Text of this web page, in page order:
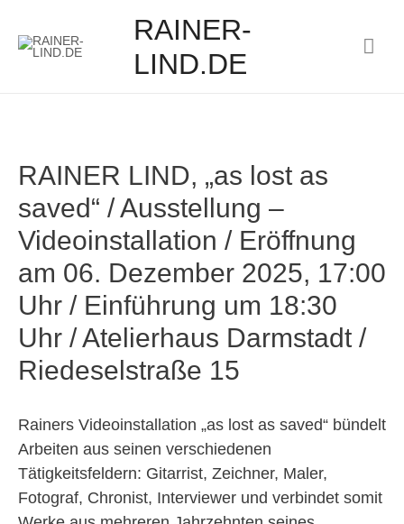
RAINER-
LIND.DE
RAINER LIND, „as lost as
saved“ / Ausstellung –
Videoinstallation / Eröffnung
am 06. Dezember 2025, 17:00
Uhr / Einführung um 18:30
Uhr / Atelierhaus Darmstadt /
Riedeselstraße 15
Rainers Videoinstallation „as lost as saved“ bündelt
Arbeiten aus seinen verschiedenen
Tätigkeitsfeldern: Gitarrist, Zeichner, Maler,
Fotograf, Chronist, Interviewer und verbindet somit